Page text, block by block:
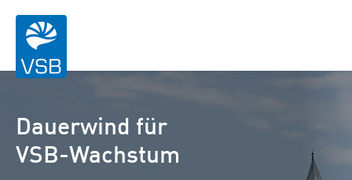
Dauerwind für
VSB-Wachstum